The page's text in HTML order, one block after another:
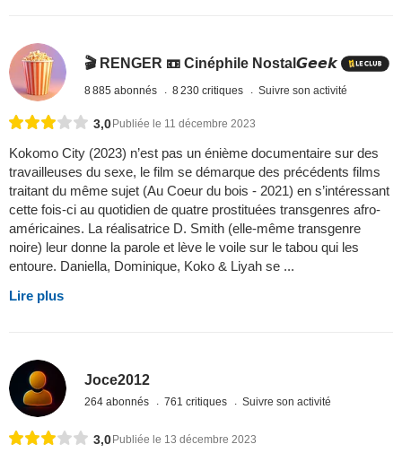
🎬 RENGER 📼 Cinéphile Nostal𝙂𝙚𝙚𝙠
8 885 abonnés 8 230 critiques Suivre son activité
3,0Publiée le 11 décembre 2023
Kokomo City (2023) n’est pas un énième documentaire sur des
travailleuses du sexe, le film se démarque des précédents films
traitant du même sujet (Au Coeur du bois - 2021) en s’intéressant
cette fois-ci au quotidien de quatre prostituées transgenres afro-
américaines. La réalisatrice D. Smith (elle-même transgenre
noire) leur donne la parole et lève le voile sur le tabou qui les
entoure. Daniella, Dominique, Koko & Liyah se ...
Lire plus
Joce2012
264 abonnés 761 critiques Suivre son activité
3,0 Publiée le 13 décembre 2023